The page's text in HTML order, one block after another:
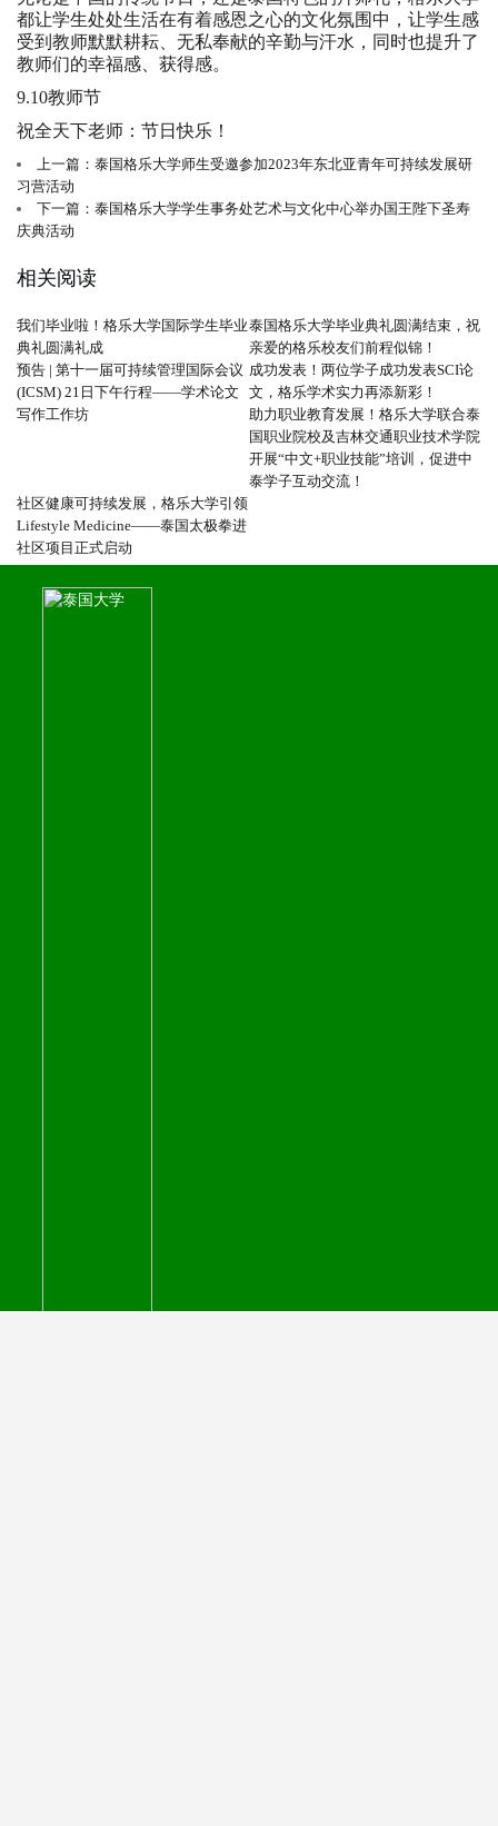
都让学生处处生活在有着感恩之心的文化氛围中，让学生感
受到教师默默耕耘、无私奉献的辛勤与汗水，同时也提升了
教师们的幸福感、获得感。
9.10教师节
祝全天下老师：节日快乐！
上一篇：泰国格乐大学师生受邀参加2023年东北亚青年可持续发展研
习营活动
下一篇：泰国格乐大学学生事务处艺术与文化中心举办国王陛下圣寿
庆典活动
相关阅读
我们毕业啦！格乐大学国际学生毕业
典礼圆满礼成
泰国格乐大学毕业典礼圆满结束，祝
亲爱的格乐校友们前程似锦！
预告 | 第十一届可持续管理国际会议
(ICSM) 21日下午行程——学术论文
写作工作坊
成功发表！两位学子成功发表SCI论
文，格乐学术实力再添新彩！
助力职业教育发展！格乐大学联合泰
国职业院校及吉林交通职业技术学院
开展“中文+职业技能”培训，促进中
泰学子互动交流！
社区健康可持续发展，格乐大学引领
Lifestyle Medicine——泰国太极拳进
社区项目正式启动